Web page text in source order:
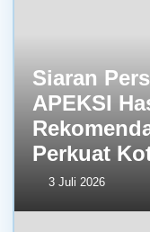
Siaran
APEKSI
Perkuat
3 Juli 2026